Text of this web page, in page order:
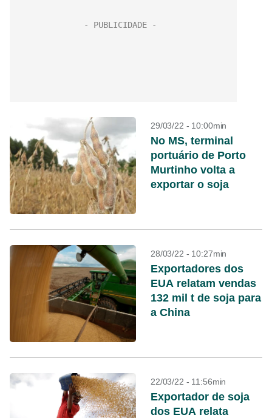
29/03/22 - 10:00min
No MS, terminal
portuário de Porto
Murtinho volta a
exportar o soja
28/03/22 - 10:27min
Exportadores dos
EUA relatam vendas
132 mil t de soja para
a China
22/03/22 - 11:56min
Exportador de soja
dos EUA relata